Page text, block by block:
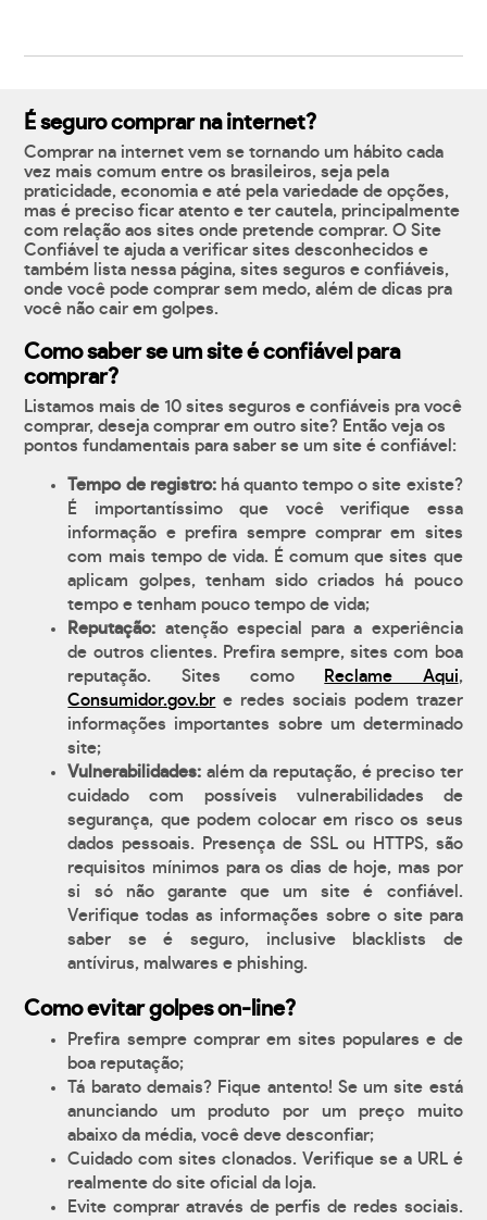
É seguro comprar na internet?
Comprar na internet vem se tornando um hábito cada
vez mais comum entre os brasileiros, seja pela
praticidade, economia e até pela variedade de opções,
mas é preciso ficar atento e ter cautela, principalmente
com relação aos sites onde pretende comprar. O Site
Confiável te ajuda a verificar sites desconhecidos e
também lista nessa página, sites seguros e confiáveis,
onde você pode comprar sem medo, além de dicas pra
você não cair em golpes.
Como saber se um site é confiável para
comprar?
Listamos mais de 10 sites seguros e confiáveis pra você
comprar, deseja comprar em outro site? Então veja os
pontos fundamentais para saber se um site é confiável:
Tempo de registro:há quanto tempo o site existe?
É importantíssimo que você verifique essa
informação e prefira sempre comprar em sites
com mais tempo de vida. É comum que sites que
aplicam golpes, tenham sido criados há pouco
tempo e tenham pouco tempo de vida;
Reputação: atenção especial para a experiência
de outros clientes. Prefira sempre, sites com boa
reputação. Sites como
Reclame Aqui,
Consumidor.gov.br e redes sociais podem trazer
informações importantes sobre um determinado
site;
Vulnerabilidades: além da reputação, é preciso ter
cuidado com possíveis vulnerabilidades de
segurança, que podem colocar em risco os seus
dados pessoais. Presença de SSL ou HTTPS, são
requisitos mínimos para os dias de hoje, mas por
si só não garante que um site é confiável.
Verifique todas as informações sobre o site para
saber se é seguro, inclusive blacklists de
antívirus, malwares e phishing.
Como evitar golpes on-line?
Prefira sempre comprar em sites populares e de
boa reputação;
Tá barato demais? Fique antento! Se um site está
anunciando um produto por um preço muito
abaixo da média, você deve desconfiar;
Cuidado com sites clonados. Verifique se a URL é
realmente do site oficial da loja.
Evite comprar através de perfis de redes sociais.